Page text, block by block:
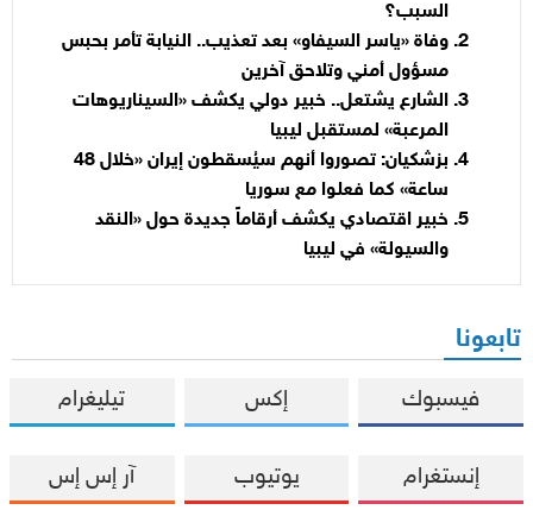
السبب؟
وفاة «ياسر السيفاو» بعد تعذيب.. النيابة تأمر بحبس
مسؤول أمني وتلاحق آخرين
الشارع يشتعل.. خبير دولي يكشف «السيناريوهات
المرعبة» لمستقبل ليبيا
بزشكيان: تصوروا أنهم سيُسقطون إيران «خلال 48
ساعة» كما فعلوا مع سوريا
خبير اقتصادي يكشف أرقاماً جديدة حول «النقد
والسيولة» في ليبيا
تابعونا
فيسبوك إكس تيليغرام
إنستغرام يوتيوب آر إس إس